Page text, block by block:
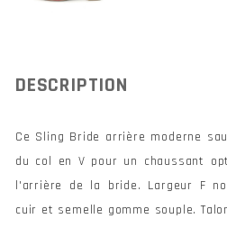
DESCRIPTION
Ce Sling Bride arrière moderne
du col en V pour un chaussant
l'arrière de la bride. Largeur F
cuir et semelle gomme souple.